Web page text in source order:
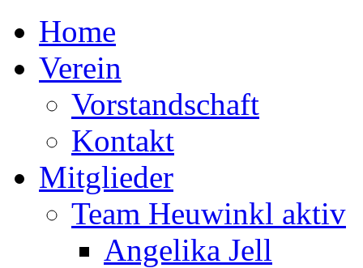
Home
Verein
Vorstandschaft
Kontakt
Mitglieder
Team Heuwinkl aktiv
Angelika Jell